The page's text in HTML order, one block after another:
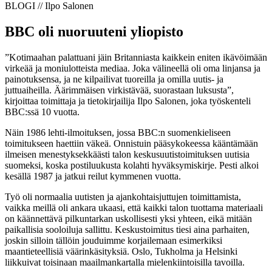
BLOGI // Ilpo Salonen
BBC oli nuoruuteni yliopisto
”Kotimaahan palattuani jäin Britanniasta kaikkein eniten ikävöimään
virkeää ja moniulotteista mediaa. Joka välineellä oli oma linjansa ja
painotuksensa, ja ne kilpailivat tuoreilla ja omilla uutis- ja
juttuaiheilla. Äärimmäisen virkistävää, suorastaan luksusta”,
kirjoittaa toimittaja ja tietokirjailija Ilpo Salonen, joka työskenteli
BBC:ssä 10 vuotta.
Näin 1986 lehti-ilmoituksen, jossa BBC:n suomenkieliseen
toimitukseen haettiin väkeä. Onnistuin pääsykokeessa kääntämään
ilmeisen menestyksekkäästi talon keskusuutistoimituksen uutisia
suomeksi, koska postiluukusta kolahti hyväksymiskirje. Pesti alkoi
kesällä 1987 ja jatkui reilut kymmenen vuotta.
Työ oli normaalia uutisten ja ajankohtaisjuttujen toimittamista,
vaikka meillä oli ankara ukaasi, että kaikki talon tuottama materiaali
on käännettävä pilkuntarkan uskollisesti yksi yhteen, eikä mitään
paikallisia sooloiluja sallittu. Keskustoimitus tiesi aina parhaiten,
joskin silloin tällöin jouduimme korjailemaan esimerkiksi
maantieteellisiä väärinkäsityksiä. Oslo, Tukholma ja Helsinki
liikkuivat toisinaan maailmankartalla mielenkiintoisilla tavoilla.